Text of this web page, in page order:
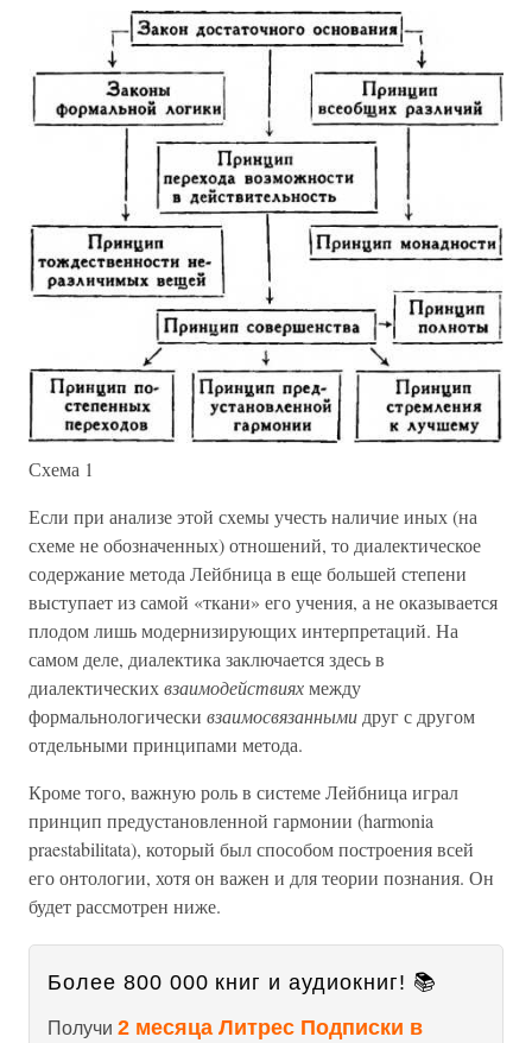
Схема 1
Если при анализе этой схемы учесть наличие иных (на
схеме не обозначенных) отношений, то диалектическое
содержание метода Лейбница в еще большей степени
выступает из самой «ткани» его учения, а не оказывается
плодом лишь модернизирующих интерпретаций. На
самом деле, диалектика заключается здесь в
диалектическихвзаимодействияхмежду
формальнологически взаимосвязанными друг с другом
отдельными принципами метода.
Кроме того, важную роль в системе Лейбница играл
принцип предустановленной гармонии (harmonia
praestabilitata), который был способом построения всей
его онтологии, хотя он важен и для теории познания. Он
будет рассмотрен ниже.
Более 800 000 книг и аудиокниг! 📚
Получи 2 месяца Литрес Подписки в